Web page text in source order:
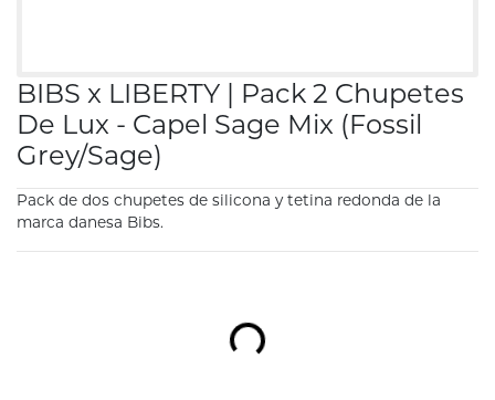
BIBS x LIBERTY | Pack 2 Chupetes
De Lux - Capel Sage Mix (Fossil
Grey/Sage)
Pack de dos chupetes de silicona y tetina redonda de la
marca danesa Bibs.
Cargando...